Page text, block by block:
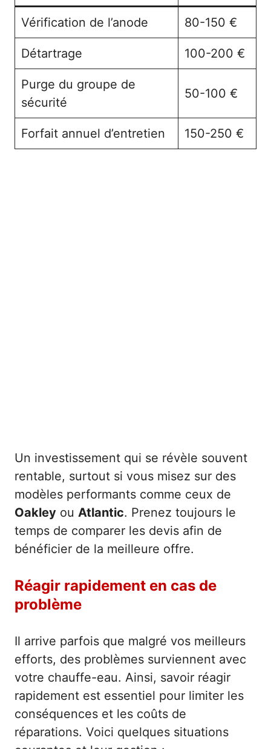
Vérification de l’anode 80-150 €
Détartrage 100-200 €
Purge du groupe de
sécurité
50-100 €
Forfait annuel d’entretien 150-250 €
Un investissement qui se révèle souvent
rentable, surtout si vous misez sur des
modèles performants comme ceux de
Oakley ou Atlantic. Prenez toujours le
temps de comparer les devis afin de
bénéficier de la meilleure offre.
Réagir rapidement en cas de
problème
Il arrive parfois que malgré vos meilleurs
efforts, des problèmes surviennent avec
votre chauffe-eau. Ainsi, savoir réagir
rapidement est essentiel pour limiter les
conséquences et les coûts de
réparations. Voici quelques situations